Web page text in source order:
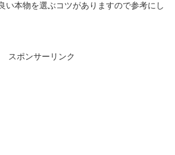
い本物を選ぶコツがありますので参考にし
スポンサーリンク